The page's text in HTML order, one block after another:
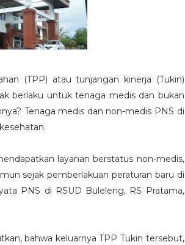
(TPP) atau tunjangan kinerja (Tukin)
berlaku untuk tenaga medis dan bukan
Tenaga medis dan non-medis PNS di
layanan berstatus non-medis,
sejak pemberlakuan peraturan baru di
PNS di RSUD Buleleng, RS Pratama,
bahwa keluarnya TPP Tukin tersebut,